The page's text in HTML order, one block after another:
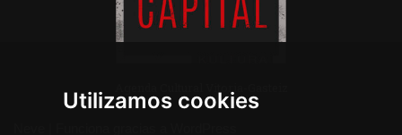
Utilizamos cookies